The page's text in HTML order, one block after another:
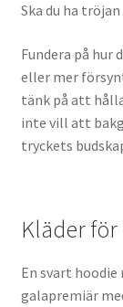
Ska du ha
Fundera på hur
eller mer
tänk på att
inte vill att
tryckets
Kläder
En svart hoodie
galapremiär